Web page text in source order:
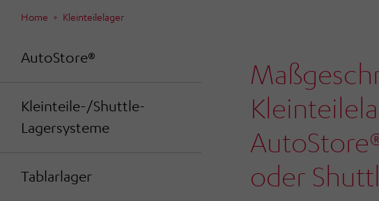
Home Kleinteilelager
AutoStore®
Kleinteile-/Shuttle-
Lagersysteme
Tablarlager
oder